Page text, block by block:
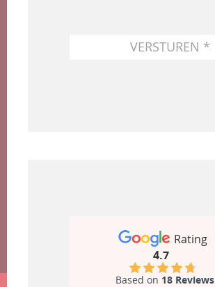
VERSTUREN *
Rating
4.7
Based on 18 Reviews